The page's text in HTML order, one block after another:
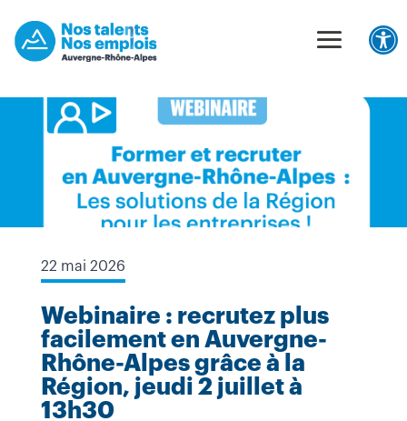
Webinaire : recrutez plus
facilement en Auvergne-
Rhône-Alpes grâce à la
Région, jeudi 2 juillet à
13h30
22 mai 2026